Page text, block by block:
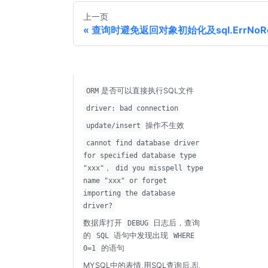
上一页
查询时避免返回对象初始化及
ORM 是否可以直接执行SQL文件
driver: bad connection
update/insert 操作不生效
cannot find database driver
for specified database type
"xxx"， did you misspell type
name "xxx" or forget
importing the database
driver?
数据库打开 DEBUG
日志后，查询
的
SQL 语句中发现出现
WHERE
0=1
的语句
MYSQL中的表情,用SQL查询后,乱